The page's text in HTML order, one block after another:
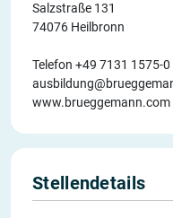
Salzstraße 131
74076 Heilbronn
Telefon +49 7131 1575-0
www.brueggemann.com
Stellendetails